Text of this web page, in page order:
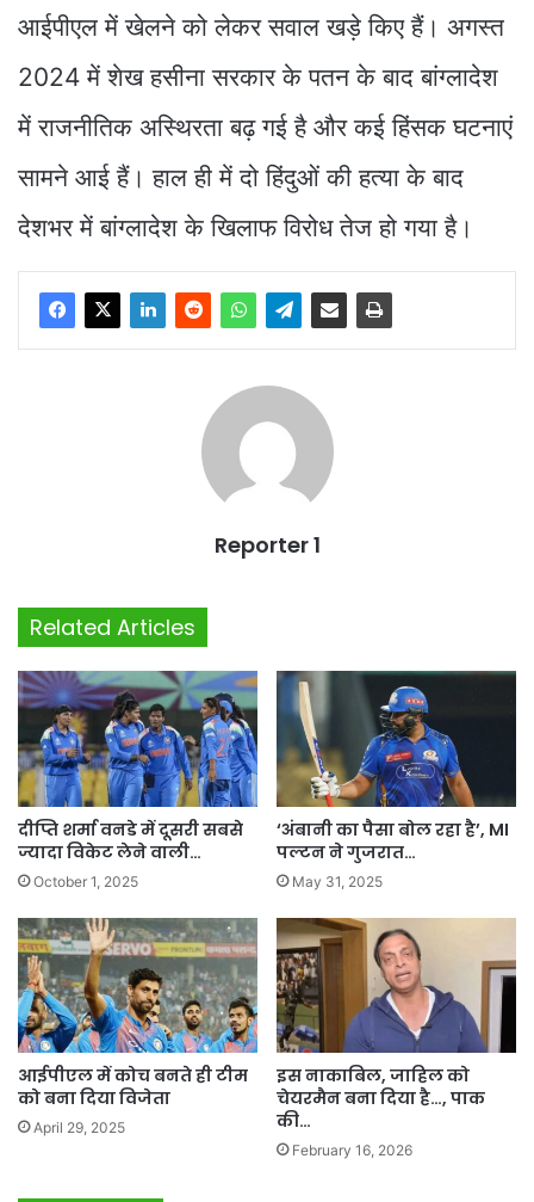
आईपीएल में खेलने को लेकर सवाल खड़े किए हैं। अगस्त
2024 में शेख हसीना सरकार के पतन के बाद बांग्लादेश
में राजनीतिक अस्थिरता बढ़ गई है और कई हिंसक घटनाएं
सामने आई हैं। हाल ही में दो हिंदुओं की हत्या के बाद
देशभर में बांग्लादेश के खिलाफ विरोध तेज हो गया है।
Reporter 1
Related Articles
दीप्ति शर्मा वनडे में दूसरी सबसे
ज्यादा विकेट लेने वाली…
October 1, 2025
‘अंबानी का पैसा बोल रहा है’, MI
पल्टन ने गुजरात…
May 31, 2025
आईपीएल में कोच बनते ही टीम
को बना दिया विजेता
April 29, 2025
इस नाकाबिल, जाहिल को
चेयरमैन बना दिया है…, पाक
की…
February 16, 2026